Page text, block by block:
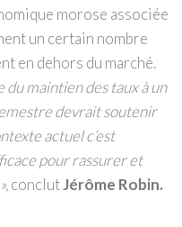
morose associée
un certain nombre
en dehors du marché.
maintien des taux à un
devrait soutenir
actuel c’est
pour rassurer et
conclutJérôme Robin.